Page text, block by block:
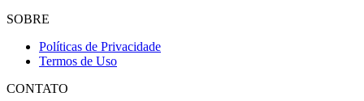
SOBRE
Políticas de Privacidade
Termos de Uso
CONTATO